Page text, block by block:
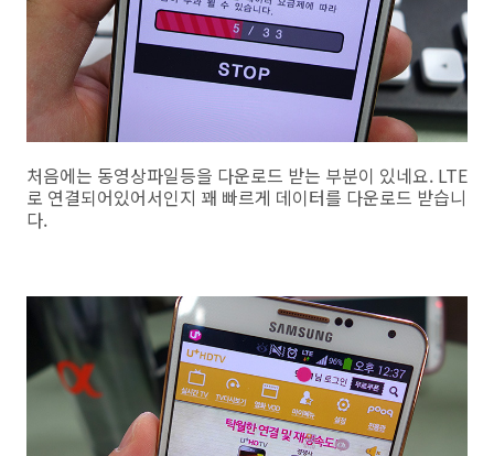
처음에는 동영상파일등을 다운로드 받는 부분이 있네요. LTE
로 연결되어있어서인지 꽤 빠르게 데이터를 다운로드 받습니
다.